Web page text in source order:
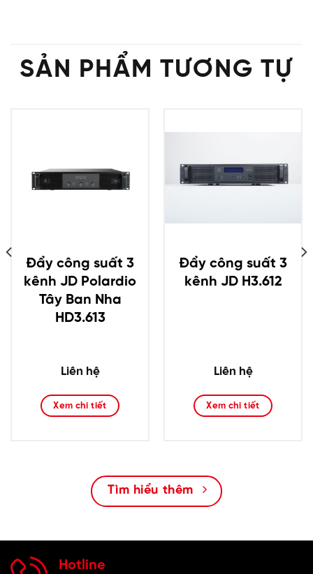
SẢN PHẨM TƯƠNG TỰ
Đẩy công suất 3
kênh JD Polardio
Tây Ban Nha
HD3.613
Liên hệ
Xem chi tiết
Đẩy công suất 3
kênh JD H3.612
Liên hệ
Xem chi tiết
Tìm hiểu thêm
Hotline